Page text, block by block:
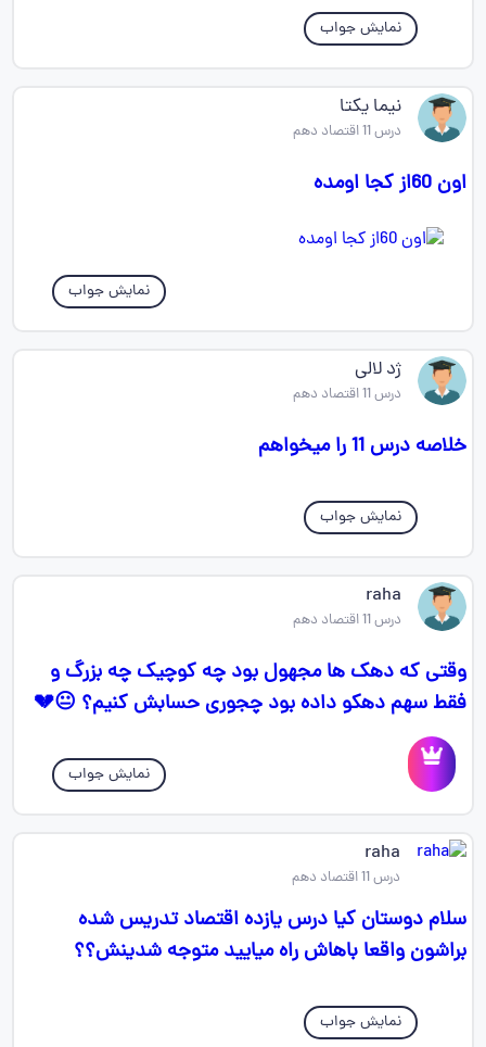
نمایش جواب
نیما یکتا
درس 11 اقتصاد دهم
اون 60از کجا اومده
نمایش جواب
ژد لالی
درس 11 اقتصاد دهم
خلاصه درس 11 را میخواهم
نمایش جواب
raha
درس 11 اقتصاد دهم
وقتی که دهک ها مجهول بود چه کوچیک چه بزرگ و
فقط سهم دهکو داده بود چجوری حسابش کنیم؟ 😐💔
نمایش جواب
raha
درس 11 اقتصاد دهم
سلام دوستان کیا درس یازده اقتصاد تدریس شده
براشون واقعا باهاش راه میایید متوجه شدینش؟؟
نمایش جواب